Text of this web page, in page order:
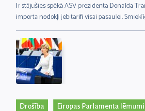
Ir stājušies spēkā ASV prezidenta Donalda
importa nodokļi jeb tarifi visai pasaulei.
neapdzīvotām salām. Mūs sociālajos tīklos
pingvīniem, kas protestē vai viesojas Baltajā
ekonomikas skatpunkta nekā smieklīga šādā
pasauli nav.
Drošība Eiropas Parlamenta lēmumi